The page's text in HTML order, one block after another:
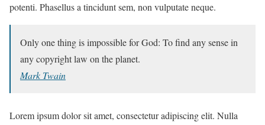
potenti. Phasellus a tincidunt sem, non vulputate neque.
Only one thing is impossible for God: To find any sense in
any copyright law on the planet.
Mark Twain
Lorem ipsum dolor sit amet, consectetur adipiscing elit. Nulla